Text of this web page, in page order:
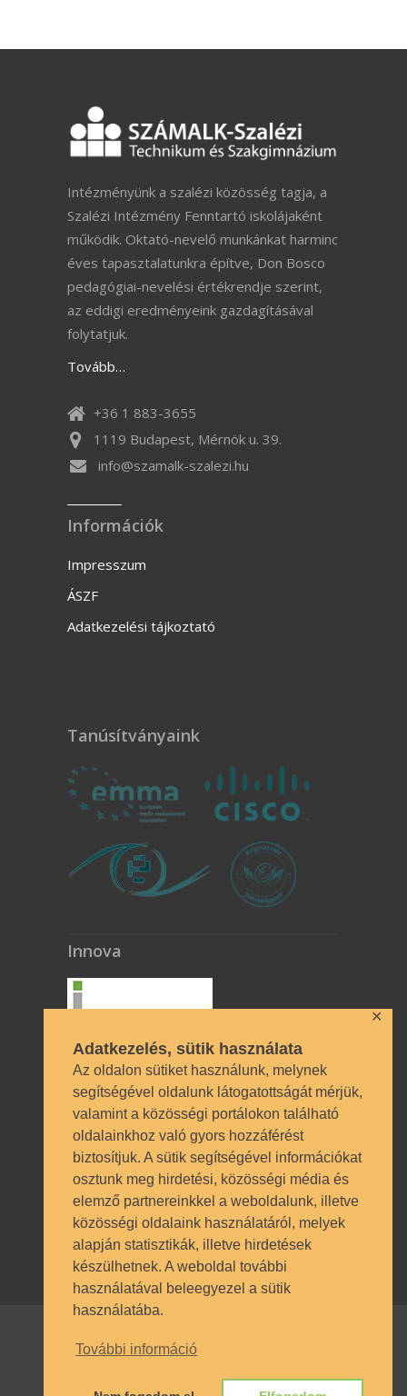
Adatkezelés, sütik használata
Az oldalon sütiket használunk, melynek
segítségével oldalunk látogatottságát mérjük,
valamint a közösségi portálokon található
oldalainkhoz való gyors hozzáférést
biztosítjuk. A sütik segítségével információkat
osztunk meg hirdetési, közösségi média és
elemző partnereinkkel a weboldalunk, illetve
közösségi oldalaink használatáról, melyek
alapján statisztikák, illetve hirdetések
készülhetnek. A weboldal további
használatával beleegyezel a sütik
használatába.
További információ
✕
Intézményünk a szalézi közösség tagja, a
Szalézi Intézmény Fenntartó iskolájaként
működik. Oktató-nevelő munkánkat harminc
éves tapasztalatunkra építve, Don Bosco
pedagógiai-nevelési értékrendje szerint,
az eddigi eredményeink gazdagításával
folytatjuk.
Tovább…
+36 1 883-3655
1119 Budapest, Mérnök u. 39.
info@szamalk-szalezi.hu
Információk
Impresszum
ÁSZF
Adatkezelési tájkoztató
Tanúsítványaink
Innova
Technikai azonosítók
OM azonosító 035490 | Működési
engedély BP/1009/03987/2023.
Nyilvántartásba vételi szám TSzI034
© SZÁMALK-Szalézi Technikum és
Szakgimnázium 2017. Minden jog